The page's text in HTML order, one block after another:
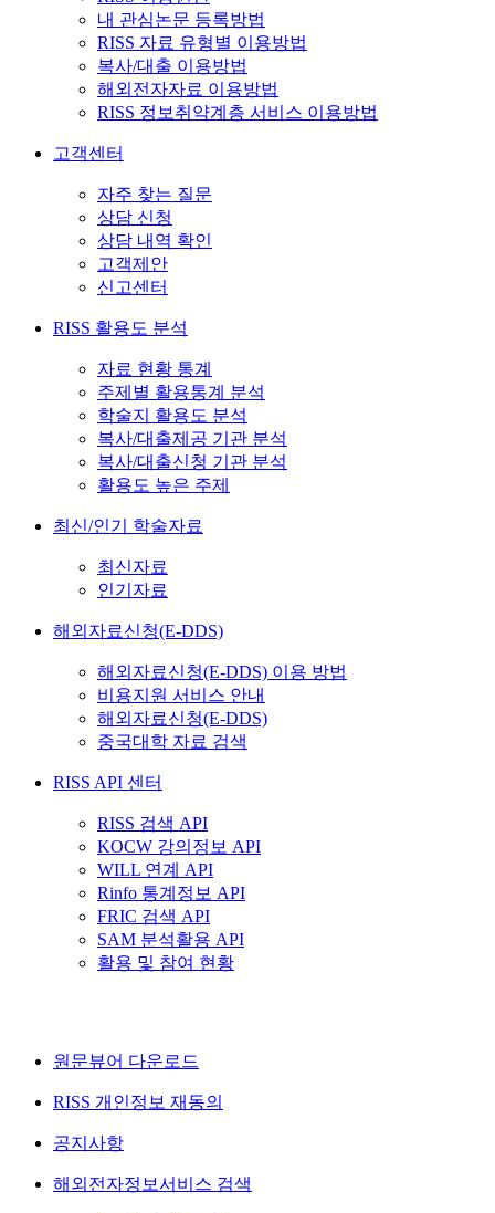
내 관심논문 등록방법
RISS 자료 유형별 이용방법
복사/대출 이용방법
해외전자자료 이용방법
RISS 정보취약계층 서비스 이용방법
고객센터
자주 찾는 질문
상담 신청
상담 내역 확인
고객제안
신고센터
RISS 활용도 분석
자료 현황 통계
주제별 활용통계 분석
학술지 활용도 분석
복사/대출제공 기관 분석
복사/대출신청 기관 분석
활용도 높은 주제
최신/인기 학술자료
최신자료
인기자료
해외자료신청(E-DDS)
해외자료신청(E-DDS) 이용 방법
비용지원 서비스 안내
해외자료신청(E-DDS)
중국대학 자료 검색
RISS API 센터
RISS 검색 API
KOCW 강의정보 API
WILL 연계 API
Rinfo 통계정보 API
FRIC 검색 API
SAM 분석활용 API
활용 및 참여 현황
원문뷰어 다운로드
RISS 개인정보 재동의
공지사항
해외전자정보서비스 검색